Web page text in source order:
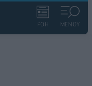
ΡΟΗ ΜΕΝΟΥ